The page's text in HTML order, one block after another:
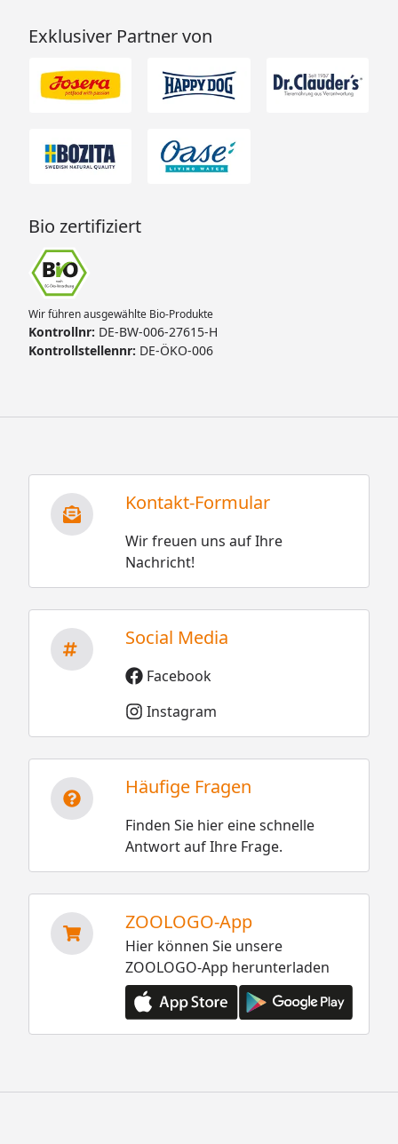
Exklusiver Partner von
Bio zertifiziert
Wir führen ausgewählte Bio-Produkte
Kontrollnr: DE-BW-006-27615-H
Kontrollstellennr: DE-ÖKO-006
Kontakt-Formular
Wir freuen uns auf Ihre
Nachricht!
Social Media
Facebook
Instagram
Häufige Fragen
Finden Sie hier eine schnelle
Antwort auf Ihre Frage.
ZOOLOGO-App
Hier können Sie unsere
ZOOLOGO-App herunterladen